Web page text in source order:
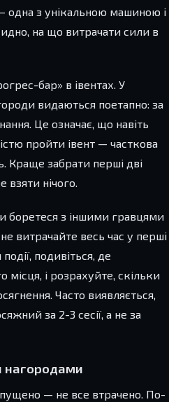
одна з унікальною машиною і
на що витрачати сили в
бар» в івентах. У
видаються поетапно: за
Це означає, що навіть
пройти івент — часткова
Краще забрати перші дві
взяти нічого.
боретеся з іншими гравцями
витрачайте весь час у перші
подивіться, де
і розрахуйте, скільки
Часто виявляється,
за 2-3 сесії, а не за
нагородами
— не все втрачено. По-